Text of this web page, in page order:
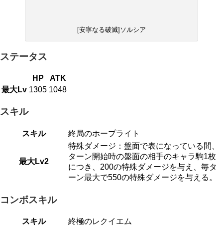
[安寧なる破滅]ソルシア
ステータス
HP
ATK
最大Lv 1305 1048
スキル
スキル 終局のホープライト
最大Lv2
特殊ダメージ：盤面で表になっている間、
ターン開始時の盤面の相手のキャラ駒1枚
につき、200の特殊ダメージを与え、毎タ
ーン最大で550の特殊ダメージを与える。
コンボスキル
スキル 終極のレクイエム